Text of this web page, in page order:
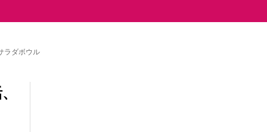
ラダボウル